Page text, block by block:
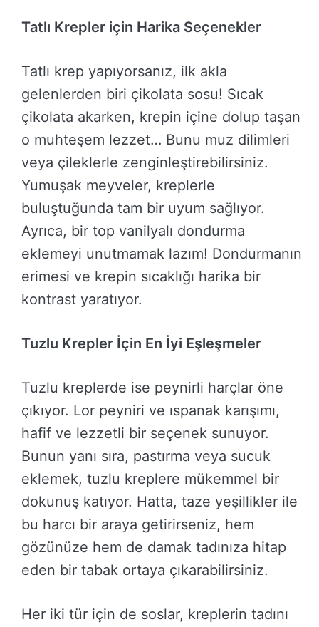
Tatlı Krepler için Harika Seçenekler
Tatlı krep yapıyorsanız, ilk akla
gelenlerden biri çikolata sosu! Sıcak
çikolata akarken, krepin içine dolup taşan
o muhteşem lezzet… Bunu muz dilimleri
veya çileklerle zenginleştirebilirsiniz.
Yumuşak meyveler, kreplerle
buluştuğunda tam bir uyum sağlıyor.
Ayrıca, bir top vanilyalı dondurma
eklemeyi unutmamak lazım! Dondurmanın
erimesi ve krepin sıcaklığı harika bir
kontrast yaratıyor.
Tuzlu Krepler İçin En İyi Eşleşmeler
Tuzlu kreplerde ise peynirli harçlar öne
çıkıyor. Lor peyniri ve ıspanak karışımı,
hafif ve lezzetli bir seçenek sunuyor.
Bunun yanı sıra, pastırma veya sucuk
eklemek, tuzlu kreplere mükemmel bir
dokunuş katıyor. Hatta, taze yeşillikler ile
bu harcı bir araya getirirseniz, hem
gözünüze hem de damak tadınıza hitap
eden bir tabak ortaya çıkarabilirsiniz.
Her iki tür için de soslar, kreplerin tadını